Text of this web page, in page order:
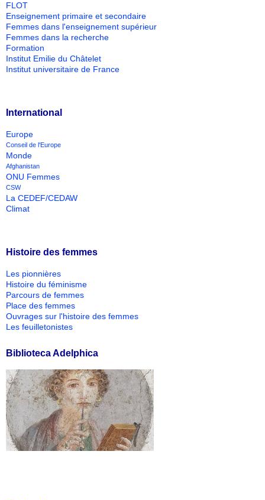
FLOT
Enseignement primaire et secondaire
Femmes dans l'enseignement supérieur
Femmes dans la recherche
Formation
Institut Emilie du Châtelet
Institut universitaire de France
International
Europe
Conseil de l'Europe
Monde
Afghanistan
ONU Femmes
CSW
La CEDEF/CEDAW
Climat
Histoire des femmes
Les pionnières
Histoire du féminisme
Parcours de femmes
Place des femmes
Ouvrages sur l'histoire des femmes
Les feuilletonistes
Biblioteca Adelphica